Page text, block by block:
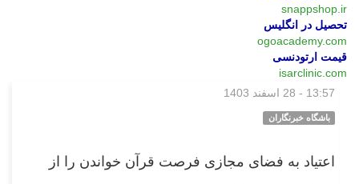
snappshop.ir
تحصیل در انگلیس
ogoacademy.com
قیمت ارتودنسی
isarclinic.com
13:57 - 28 اسفند 1403
باشگاه خبرنگاران
اعتیاد به فضای مجازی فرصت قرآن خواندن را از